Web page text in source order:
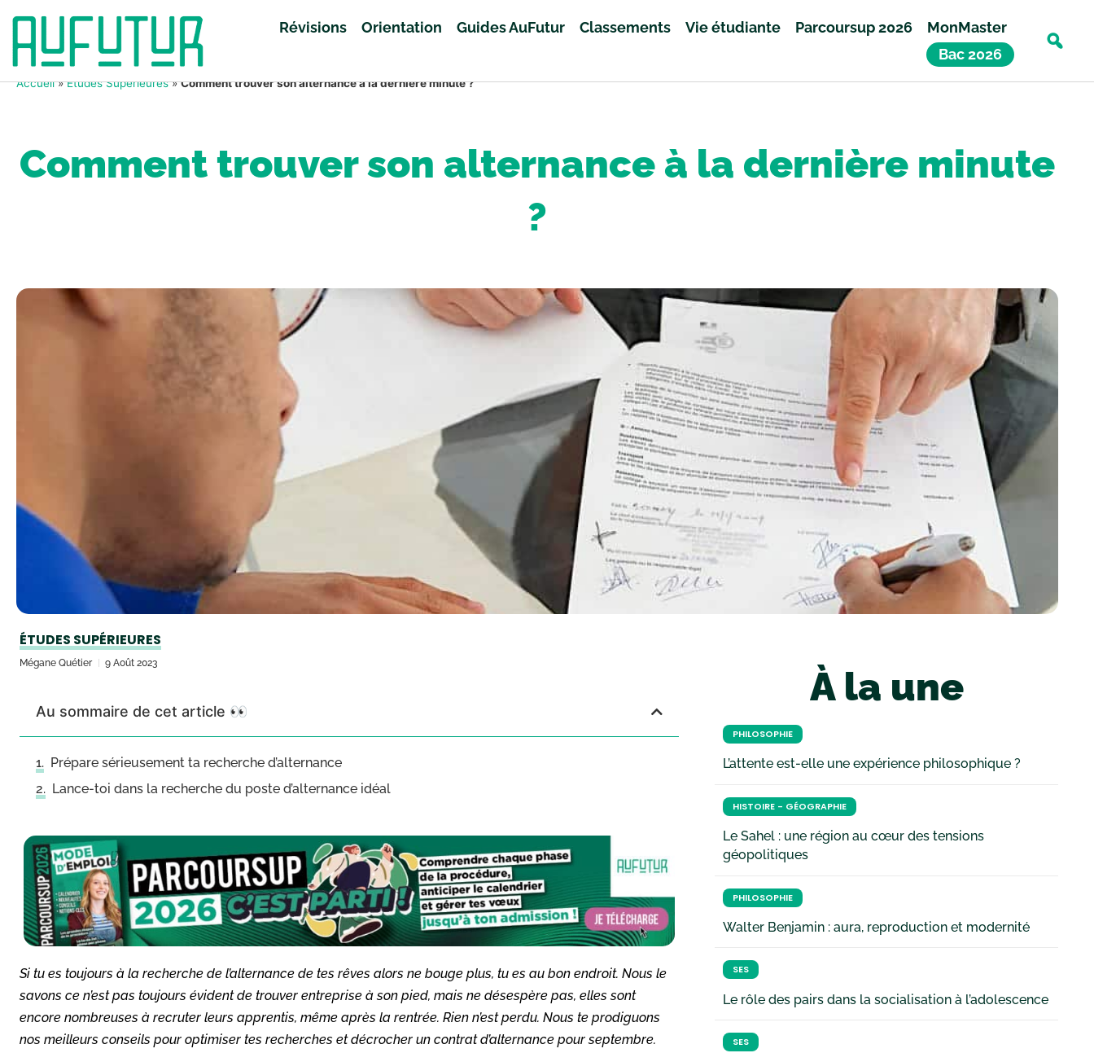
Révisions Orientation Guides AuFutur Classements Vie étudiante Parcoursup 2026
MonMaster
Bac 2026
Accueil»Études Supérieures»Comment trouver son alternance à la dernière minute ?
Comment trouver son alternance à la dernière minute
?
ÉTUDES SUPÉRIEURES
Mégane Quétier 9 Août 2023
Au sommaire de cet article 👀
Prépare sérieusement ta recherche d’alternance
Lance-toi dans la recherche du poste d’alternance idéal
Si tu es toujours à la recherche de l’alternance de tes rêves alors ne bouge plus, tu es au bon endroit. Nous le
savons ce n’est pas toujours évident de trouver entreprise à son pied, mais ne désespère pas, elles sont
encore nombreuses à recruter leurs apprentis, même après la rentrée. Rien n’est perdu. Nous te prodiguons
nos meilleurs conseils pour optimiser tes recherches et décrocher un contrat d’alternance pour septembre.
À la une
PHILOSOPHIE
L’attente est-elle une expérience philosophique ?
HISTOIRE - GÉOGRAPHIE
Le Sahel : une région au cœur des tensions
géopolitiques
PHILOSOPHIE
Walter Benjamin : aura, reproduction et modernité
SES
Le rôle des pairs dans la socialisation à l’adolescence
SES